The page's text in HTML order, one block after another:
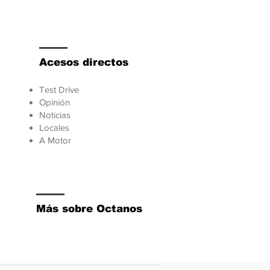
Acesos directos
Test Drive
Opinión
Noticias
Locales
A Motor
Más sobre Octanos